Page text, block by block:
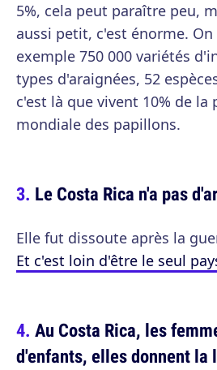
5%, cela peut paraître peu,
aussi petit, c'est énorme.
exemple 750 000 variétés
types d'araignées, 52
c'est là que vivent 10% de la
mondiale des papillons.
Le Costa Rica n'a pas
Elle fut dissoute après la
Et c'est loin d'être le seul
Au Costa Rica, les
d'enfants, elles donnent la